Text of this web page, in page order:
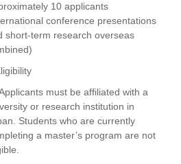
10 applicants
conference presentations
short-term research overseas
must be affiliated with a
or research institution in
Students who are currently
a master’s program are not